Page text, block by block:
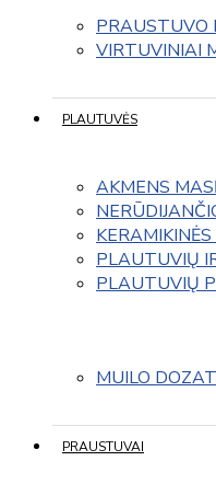
PRAUSTUVO
VIRTUVINIAI
PLAUTUVĖS
AKMENS
PLAUTUVIŲ
PLAUTUVIŲ
MUILO
PRAUSTUVAI